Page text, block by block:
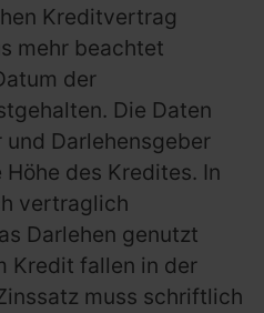
Kreditvertrag
mehr beachtet
der
Die Daten
und Darlehensgeber
des Kredites. In
vertraglich
Darlehen genutzt
Kredit fallen in der
muss schriftlich